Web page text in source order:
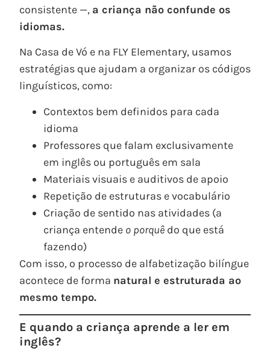
consistente —, a criança não confunde os
idiomas.
Na Casa de Vó e na FLY Elementary, usamos
estratégias que ajudam a organizar os códigos
linguísticos, como:
Contextos bem definidos para cada
idioma
Professores que falam exclusivamente
em inglês ou português em sala
Materiais visuais e auditivos de apoio
Repetição de estruturas e vocabulário
Criação de sentido nas atividades (a
criança entende o porquê do que está
fazendo)
Com isso, o processo de alfabetização bilíngue
acontece de forma natural e estruturada ao
mesmo tempo.
E quando a criança aprende a ler em
inglês?